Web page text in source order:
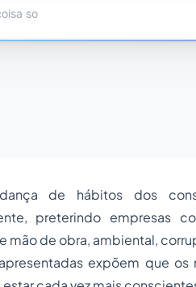
de hábitos dos
preterindo empresas
mão de obra, ambiental,
expõem que